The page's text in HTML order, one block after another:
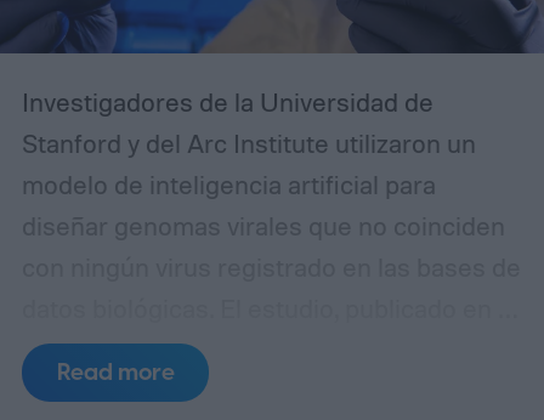
Investigadores de la Universidad de
Stanford y del Arc Institute utilizaron un
modelo de inteligencia artificial para
diseñar genomas virales que no coinciden
revista Science, demostró que 16 de las
secuencias creadas por el sistema
Read more